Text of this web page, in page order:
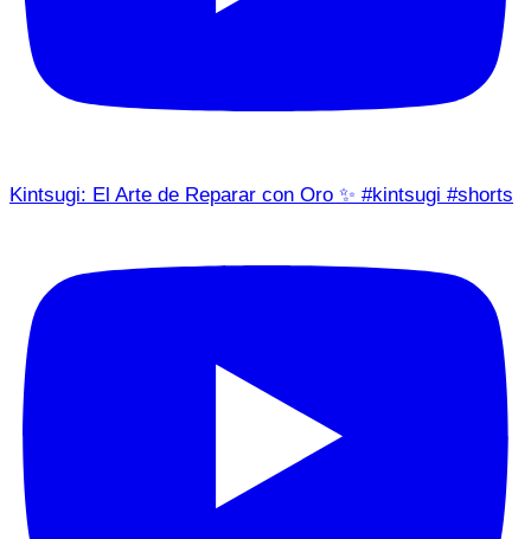
Kintsugi: El Arte de Reparar con Oro ✨ #kintsugi #shorts